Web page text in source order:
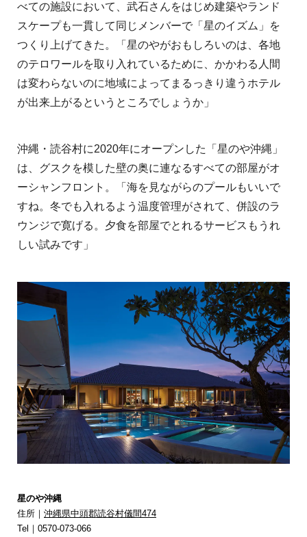
べての施設において、武石さんをはじめ建築やランド
スケープも一貫して同じメンバーで「星のイズム」を
つくり上げてきた。「星のやがおもしろいのは、各地
のテロワールを取り入れているために、かかわる人間
は変わらないのに地域によってまるっきり違うホテル
が出来上がるというところでしょうか」
沖縄・読谷村に2020年にオープンした「星のや沖縄」
は、グスクを模した壁の奥に連なるすべての部屋がオ
ーシャンフロント。「海を見ながらのプールもいいで
すね。冬でも入れるよう温度管理がされて、併設のラ
ウンジで寛げる。夕食を部屋でとれるサービスもうれ
しい試みです」
星のや沖縄
住所｜ 沖縄県中頭郡読谷村儀間474
Tel｜0570-073-066